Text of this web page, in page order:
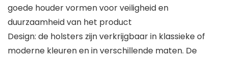
goede houder vormen voor veiligheid en
duurzaamheid van het product
Design: de holsters zijn verkrijgbaar in klassieke of
moderne kleuren en in verschillende maten. De